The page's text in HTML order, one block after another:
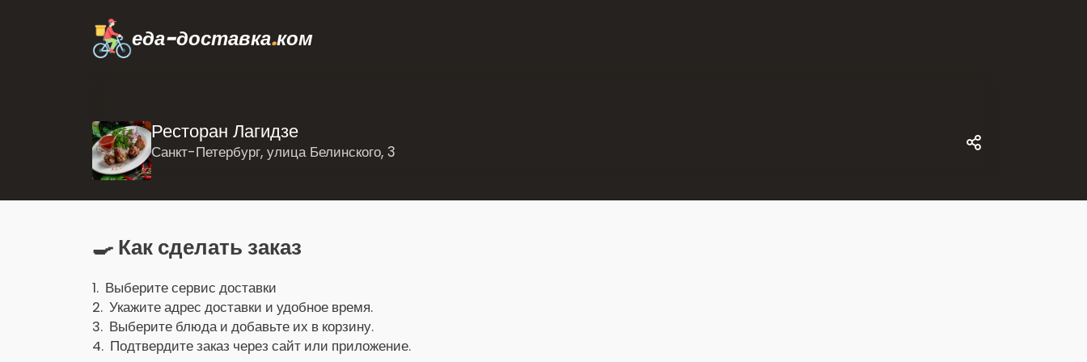
еда-доставка.ком
Ресторан Лагидзе
Санкт-Петербург, улица Белинского, 3
🍳 Как сделать заказ
1. Выберите сервис доставки
2. Укажите адрес доставки и удобное время.
3. Выберите блюда и добавьте их в корзину.
4. Подтвердите заказ через сайт или приложение.